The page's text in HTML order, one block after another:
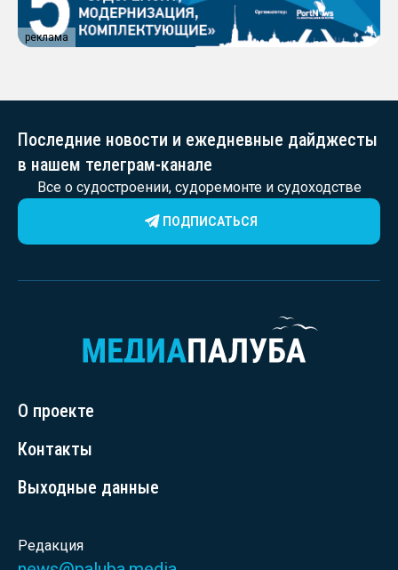
реклама
Последние новости и ежедневные дайджесты
в нашем телеграм-канале
Все о судостроении, судоремонте и судоходстве
ПОДПИСАТЬСЯ
О проекте
Контакты
Выходные данные
Редакция